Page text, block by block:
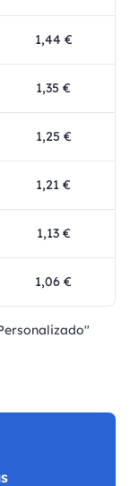
1,44 €
1,35 €
1,25 €
1,21 €
1,13 €
1,06 €